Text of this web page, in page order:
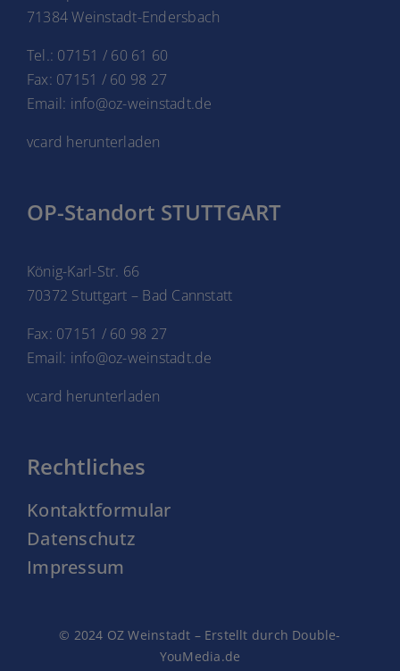
71384 Weinstadt-Endersbach
Tel.: 07151 / 60 61 60
Fax: 07151 / 60 98 27
Email: info@oz-weinstadt.de
vcard herunterladen
OP-Standort STUTTGART
König-Karl-Str. 66
70372 Stuttgart – Bad Cannstatt
Fax: 07151 / 60 98 27
Email: info@oz-weinstadt.de
vcard herunterladen
Rechtliches
Kontaktformular
Datenschutz
Impressum
© 2024 OZ Weinstadt – Erstellt durch Double-
YouMedia.de